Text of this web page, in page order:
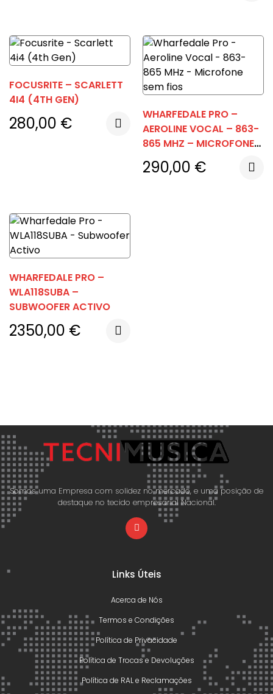
FOCUSRITE – SCARLETT
4I4 (4TH GEN)
280,00 €
WHARFEDALE PRO –
AEROLINE VOCAL – 863-
865 MHZ – MICROFONE
SEM FIOS
290,00 €
WHARFEDALE PRO –
WLA118SUBA –
SUBWOOFER ACTIVO
2350,00 €
Somos uma Empresa com solidez no mercado, e uma posição de
destaque no tecido empresarial Nacional.
Links Úteis
Acerca de Nós
Termos e Condições
Política de Privacidade
Política de Trocas e Devoluções
Política de RAL e Reclamações